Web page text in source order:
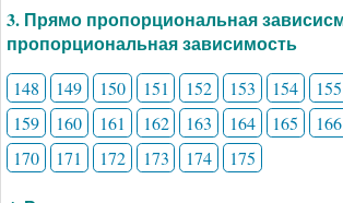
3. Прямо пропорциональная
пропорциональная зависимость
148 149 150 151 152 153 154 155
159
160 161 162 163 164 165 166
170
171 172 173 174 175